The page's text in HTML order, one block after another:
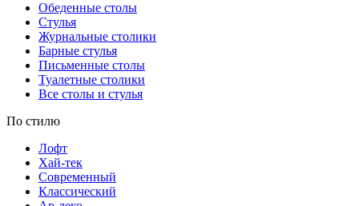
Обеденные столы
Стулья
Журнальные столики
Барные стулья
Письменные столы
Туалетные столики